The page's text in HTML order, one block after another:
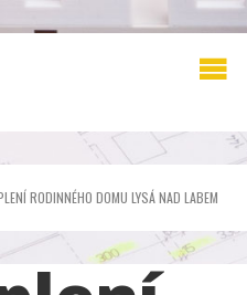
RODINNÉHO DOMU LYSÁ NAD LABEM